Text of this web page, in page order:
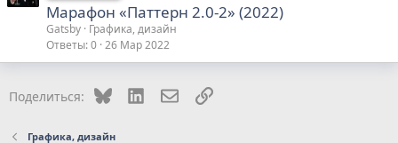
Марафон «Паттерн 2.0-2» (2022)
Gatsby Графика, дизайн
Ответы 0 26 Мар 2022
Поделиться: Bluesky LinkedInЭлектронная почта
Ссылка
Графика, дизайн